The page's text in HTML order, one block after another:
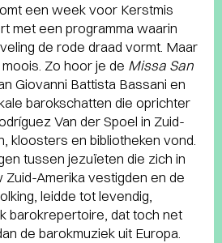
een week voor Kerstmis
met een programma waarin
de rode draad vormt. Maar
Zo hoor je de Missa San
Giovanni Battista Bassani en
barokschatten die oprichter
Van der Spoel in Zuid-
kloosters en bibliotheken vond.
tussen jezuïeten die zich in
Amerika vestigden en de
leidde tot levendig,
barokrepertoire, dat toch net
de barokmuziek uit Europa.